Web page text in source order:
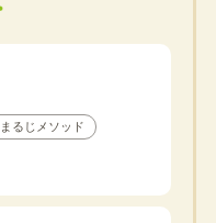
まるじメソッド